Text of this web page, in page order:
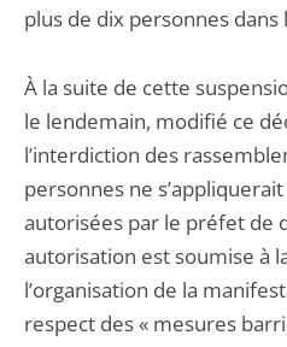
plus de dix personnes dans
À la suite de cette
le lendemain, modifié ce
l’interdiction des
personnes ne
autorisées par le préfet de
autorisation est soumise à
l’organisation de la
respect des « mesures